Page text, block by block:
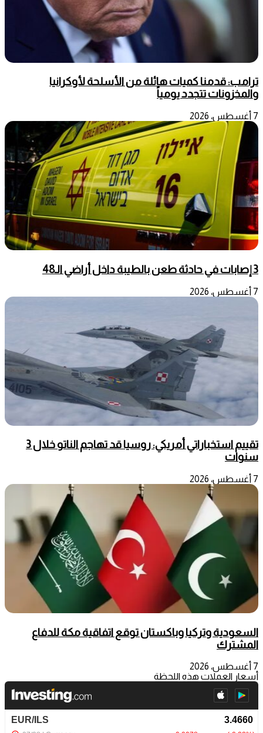
ترامب: قدمنا كميات هائلة من الأسلحة لأوكرانيا
والمخزونات تتجدد يومياً
7 أغسطس، 2026
3 إصابات في حادثة طعن بالطيبة داخل أراضي الـ48
7 أغسطس، 2026
تقييم استخباراتي أمريكي: روسيا قد تهاجم الناتو خلال 3
سنوات
7 أغسطس، 2026
السعودية وتركيا وباكستان توقع اتفاقية مكة للدفاع
المشترك
7 أغسطس، 2026
أسعار العملات هذه اللحظة